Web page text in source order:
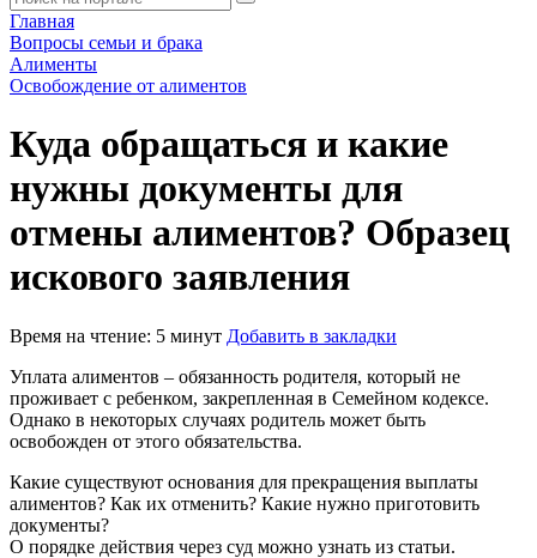
Главная
Вопросы семьи и брака
Алименты
Освобождение от алиментов
Куда обращаться и какие
нужны документы для
отмены алиментов? Образец
искового заявления
Время на чтение: 5 минут Добавить в закладки
Уплата алиментов – обязанность родителя, который не
проживает с ребенком, закрепленная в Семейном кодексе.
Однако в некоторых случаях родитель может быть
освобожден от этого обязательства.
Какие существуют основания для прекращения выплаты
алиментов? Как их отменить? Какие нужно приготовить
документы?
О порядке действия через суд можно узнать из статьи.